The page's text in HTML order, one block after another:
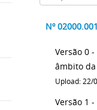
Nº
Versão 0
âmbito da
Upload: 22/
Versão 1